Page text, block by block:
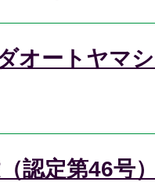
オートヤマ
認定第46号